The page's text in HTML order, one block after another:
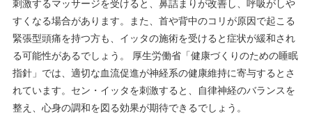
すくなる場合があります。また、首や背中のコリが原因で起こる
緊張型頭痛を持つ方も、イッタの施術を受けると症状が緩和され
る可能性があるでしょう。 厚生労働省「健康づくりのための睡眠
指針」では、適切な血流促進が神経系の健康維持に寄与するとさ
れています。セン・イッタを刺激すると、自律神経のバランスを
整え、心身の調和を図る効果が期待できるでしょう。